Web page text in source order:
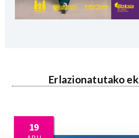
Erlazionatutako
19